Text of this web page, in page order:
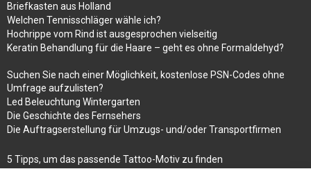
Briefkasten aus Holland
Welchen Tennisschläger wähle ich?
Hochrippe vom Rind ist ausgesprochen vielseitig
Keratin Behandlung für die Haare – geht es ohne Formaldehyd?
Suchen Sie nach einer Möglichkeit, kostenlose PSN-Codes ohne
Umfrage aufzulisten?
Led Beleuchtung Wintergarten
Die Geschichte des Fernsehers
Die Auftragserstellung für Umzugs- und/oder Transportfirmen
5 Tipps, um das passende Tattoo-Motiv zu finden